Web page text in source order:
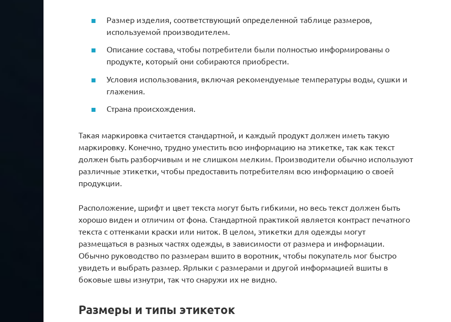
Размер изделия, соответствующий определенной таблице размеров,
используемой производителем.
Описание состава, чтобы потребители были полностью информированы о
продукте, который они собираются приобрести.
Условия использования, включая рекомендуемые температуры воды, сушки и
глажения.
Страна происхождения.
Такая маркировка считается стандартной, и каждый продукт должен иметь такую
маркировку. Конечно, трудно уместить всю информацию на этикетке, так как текст
должен быть разборчивым и не слишком мелким. Производители обычно используют
различные этикетки, чтобы предоставить потребителям всю информацию о своей
продукции.
Расположение, шрифт и цвет текста могут быть гибкими, но весь текст должен быть
хорошо виден и отличим от фона. Стандартной практикой является контраст печатного
текста с оттенками краски или ниток. В целом, этикетки для одежды могут
размещаться в разных частях одежды, в зависимости от размера и информации.
Обычно руководство по размерам вшито в воротник, чтобы покупатель мог быстро
увидеть и выбрать размер. Ярлыки с размерами и другой информацией вшиты в
боковые швы изнутри, так что снаружи их не видно.
Размеры и типы этикеток